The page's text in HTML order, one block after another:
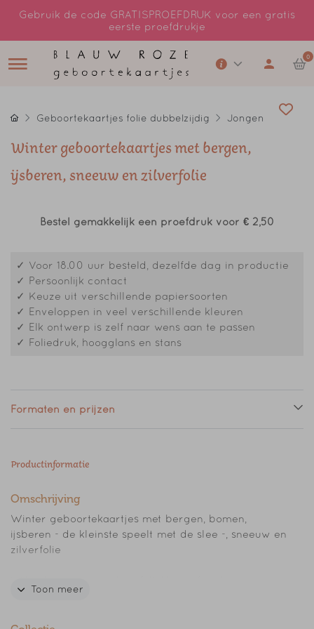
Gebruik de code GRATISPROEFDRUK voor een gratis
eerste proefdrukje
0
Geboortekaartjes folie dubbelzijdig Jongen
Winter geboortekaartjes met bergen,
ijsberen, sneeuw en zilverfolie
Bestel gemakkelijk een proefdruk voor € 2,50
✓ Voor 18.00 uur besteld, dezelfde dag in productie
✓ Persoonlijk contact
✓ Keuze uit verschillende papiersoorten
✓ Enveloppen in veel verschillende kleuren
✓ Elk ontwerp is zelf naar wens aan te passen
✓ Foliedruk, hoogglans en stans
Formaten en prijzen
Productinformatie
Omschrijving
Winter geboortekaartjes met bergen, bomen,
ijsberen - de kleinste speelt met de slee -, sneeuw en
zilverfolie
lettertypes? Je kunt het gemakkelijk aanpassen in de
Toon meer